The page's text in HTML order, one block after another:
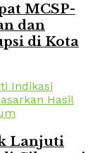
MCSP-
dan
di Kota
Lanjuti